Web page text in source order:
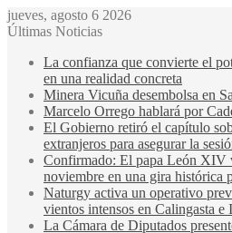
jueves, agosto 6 2026
Últimas Noticias
La confianza que convierte el
en una realidad concreta
Minera Vicuña desembolsa en
Marcelo Orrego hablará por
El Gobierno retiró el capítulo
extranjeros para asegurar la
Confirmado: El papa León XIV
noviembre en una gira histórica
Naturgy activa un operativo
vientos intensos en Calingasta e
La Cámara de Diputados